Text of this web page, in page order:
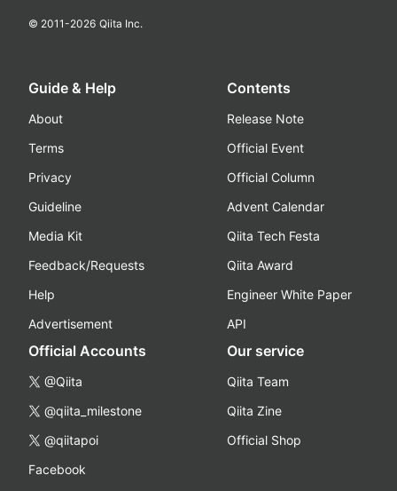
© 2011-2026 Qiita Inc.
Guide & Help
About
Terms
Privacy
Guideline
Media Kit
Feedback/Requests
Help
Advertisement
Contents
Release Note
Official Event
Official Column
Advent Calendar
Qiita Tech Festa
Qiita Award
Engineer White Paper
API
Official Accounts
@Qiita
@qiita_milestone
@qiitapoi
Facebook
Our service
Qiita Team
Qiita Zine
Official Shop